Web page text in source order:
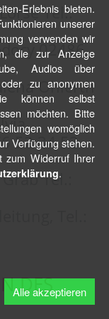
Tel.:
02486
Ohlerth
52 34 53
Tel.:
Tel.:
DES
Erlebnis bieten.
unserer
verwenden wir
die zur Anzeige
Audios über
zu anonymen
können selbst
möchten. Bitte
womöglich
Verfügung stehen.
zum Widerruf Ihrer
.
Alle akzeptieren